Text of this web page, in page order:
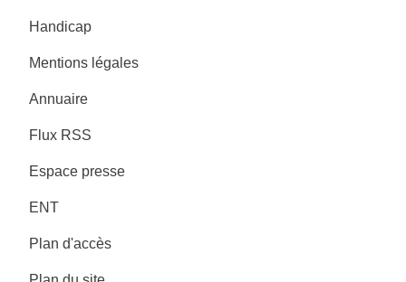
Handicap
Mentions légales
Annuaire
Flux RSS
Espace presse
ENT
Plan d'accès